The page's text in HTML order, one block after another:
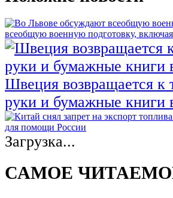
всеобщую военную подготовку,
Швеция возвращается к
руки и бумажные книги
для помощи России
Загрузка...
САМОЕ